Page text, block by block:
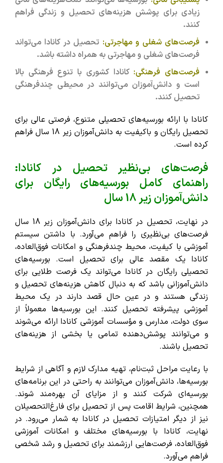
زیادی برای پوشش هزینه‌های تحصیل و زندگی فراهم
کنند.
فرصت‌های شغلی و مهاجرتی: تحصیل در کانادا می‌تواند
فرصت‌های شغلی و مهاجرتی به همراه داشته باشد.
فرصت‌های فرهنگی: کانادا کشوری با تنوع فرهنگی بالا
است و دانش‌آموزان می‌توانند در محیطی چندفرهنگی
تحصیل کنند.
کانادا با ارائه بورسیه‌های تحصیلی متنوع، فرصتی عالی برای
تحصیل رایگان و باکیفیت به دانش‌آموزان زیر 18 سال فراهم
کرده است.
فرصت‌های بی‌نظیر تحصیل در کانادا:
راهنمای کامل بورسیه‌های رایگان برای
دانش‌آموزان زیر 18 سال
در نهایت، تحصیل در کانادا برای دانش‌آموزان زیر 18 سال
فرصت‌های بی‌نظیری را فراهم می‌آورد. با داشتن سیستم
آموزشی با کیفیت، محیط چندفرهنگی و امکانات فوق‌العاده،
کانادا یک مقصد عالی برای تحصیل است. بورسیه‌های
تحصیلی رایگان در کانادا می‌تواند یک فرصت طلایی برای
دانش‌آموزانی باشد که به دنبال کاهش هزینه‌های تحصیل و
زندگی هستند و در عین حال قصد دارند در یک محیط
آموزشی پیشرفته تحصیل کنند. این بورسیه‌ها معمولاً از
سوی دولت، مدارس و مؤسسات آموزشی کانادا ارائه می‌شوند
و می‌توانند پوشش‌دهنده تمامی یا بخشی از هزینه‌های
تحصیل باشند.
با رعایت مراحل ثبت‌نام، تهیه مدارک لازم و آگاهی از شرایط
بورسیه‌ها، دانش‌آموزان می‌توانند به راحتی در این برنامه‌های
بورسیه‌ای شرکت کنند و از مزایای آن بهره‌مند شوند.
همچنین، شرایط اقامت پس از تحصیل برای فارغ‌التحصیلان
نیز از دیگر امتیازات تحصیل در کانادا به شمار می‌رود. در
نهایت، کانادا با بورسیه‌های مختلف و امکانات آموزشی
فوق‌العاده، فرصت‌هایی ارزشمند برای تحصیل و رشد شخصی
فراهم می‌آورد.